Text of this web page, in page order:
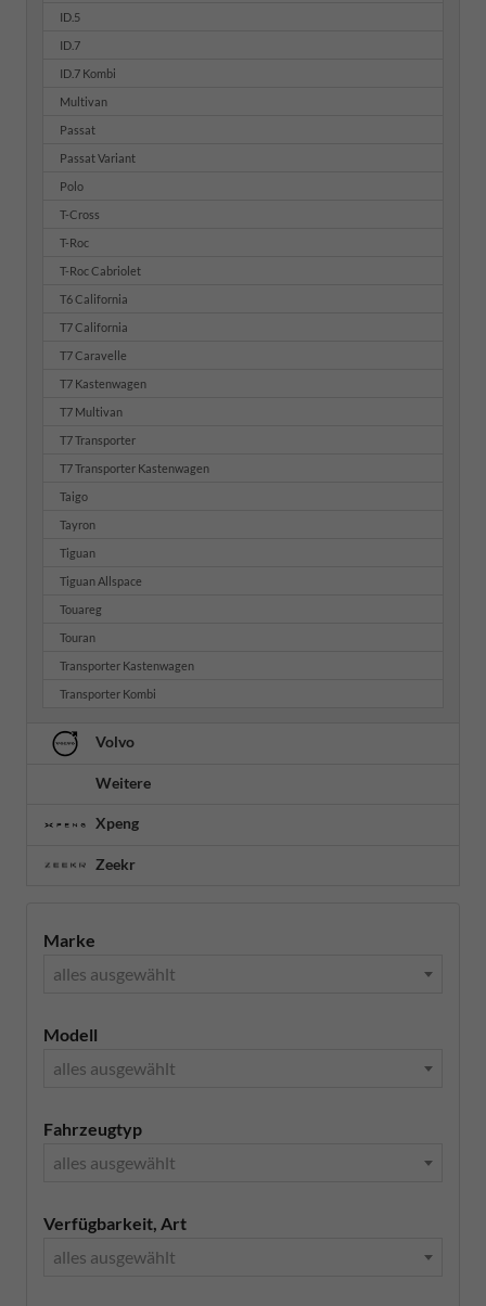
ID.5
ID.7
ID.7 Kombi
Multivan
Passat
Passat Variant
Polo
T-Cross
T-Roc
T-Roc Cabriolet
T6 California
T7 California
T7 Caravelle
T7 Kastenwagen
T7 Multivan
T7 Transporter
T7 Transporter Kastenwagen
Taigo
Tayron
Tiguan
Tiguan Allspace
Touareg
Touran
Transporter Kastenwagen
Transporter Kombi
Volvo
Weitere
Xpeng
Zeekr
Marke
alles ausgewählt
Modell
alles ausgewählt
Fahrzeugtyp
alles ausgewählt
Verfügbarkeit, Art
alles ausgewählt